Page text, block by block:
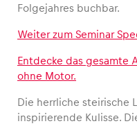
Folgejahres buchbar.
Weiter zum Seminar
Entdecke das gesamte
ohne Motor.
Die herrliche steirische
inspirierende Kulisse.